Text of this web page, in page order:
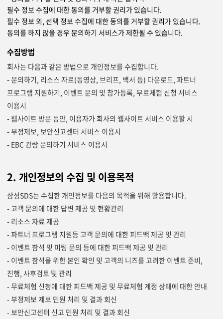
필수 정보 수집에 대한 동의를 거부할 권리가 있습니다.
필수 정보 외, 선택 정보 수집에 대한 동의를 거부할 권리가 있습니다.
동의를 하지 않을 경우 문의하기 서비스가 제한될 수 있습니다.
수집방법
회사는 다음과 같은 방법으로 개인정보를 수집합니다.
- 문의하기, 리소스 자료(동영상, 브리프, 백서 등) 다운로드, 파트너
프로그램 지원하기, 이벤트 문의 및 참가등록, 무료체험 신청 서비스
이용시
- 웹사이트 방문 동안, 이용자가 회사의 웹사이트 서비스 이용할 시
- 부정제보, 보안신고센터 서비스 이용시
- EBC 관람 문의하기 서비스 이용시
2. 개인정보의 수집 및 이용목적
삼성SDS는 수집한 개인정보를 다음의 목적을 위해 활용합니다.
- 고객 문의에 대한 답변 제공 및 현황관리
- 리소스 자료 제공
- 파트너 프로그램 지원등 고객 문의에 대한 피드백 제공 및 관리
- 이벤트 참석 및 미팅 문의 등에 대한 피드백 제공 및 관리
- 이벤트 참석을 위한 본인 확인 및 고객의 니즈를 고려한 이벤트 준비,
진행, 사후검토 및 관리
- 무료체험 신청에 대한 피드백 제공 및 무료체험 계정 상태에 대한 안내
- 부정제보 제보 민원 처리 및 결과 회신
- 보안신고센터 신고 민원 처리 및 결과 회신